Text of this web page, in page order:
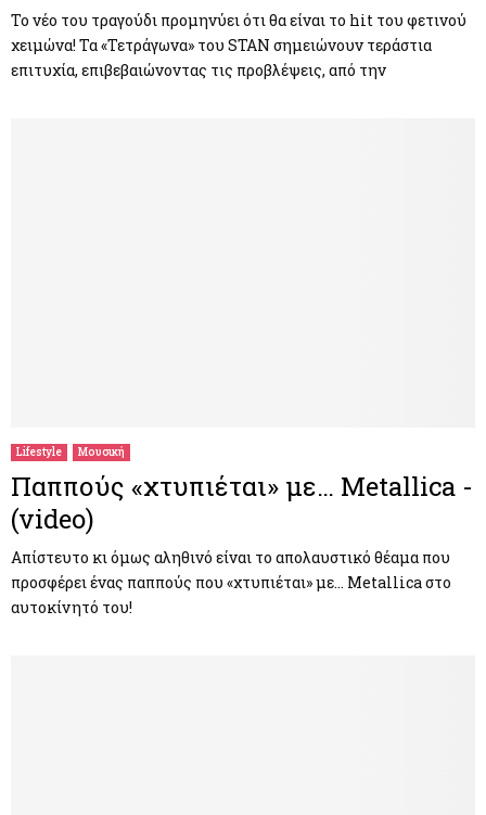
Το νέο του τραγούδι προμηνύει ότι θα είναι το hit του φετινού
χειμώνα! Τα «Τετράγωνα» του STAN σημειώνουν τεράστια
επιτυχία, επιβεβαιώνοντας τις προβλέψεις, από την
Lifestyle Μουσική
Παππούς «χτυπιέται» με… Metallica -
(video)
Απίστευτο κι όμως αληθινό είναι το απολαυστικό θέαμα που
προσφέρει ένας παππούς που «χτυπιέται» με… Metallica στο
αυτοκίνητό του!